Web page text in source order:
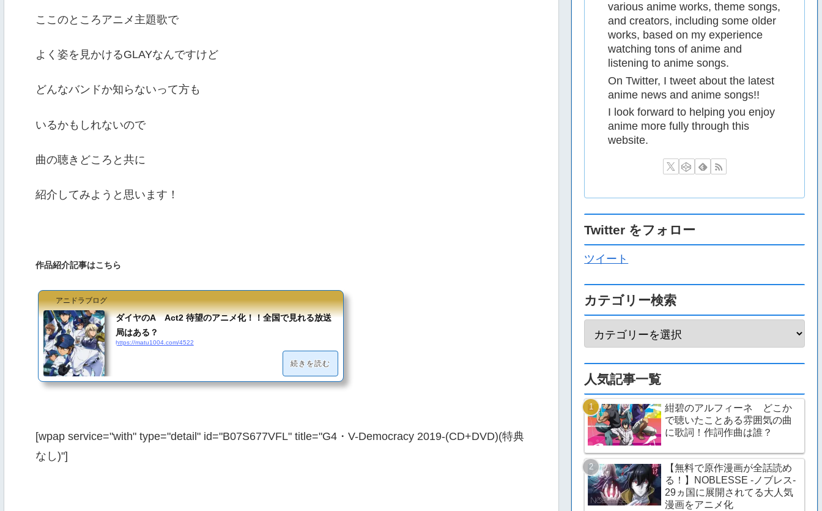
ここのところアニメ主題歌で
よく姿を見かけるGLAYなんですけど
どんなバンドか知らないって方も
いるかもしれないので
曲の聴きどころと共に
紹介してみようと思います！
作品紹介記事はこちら
アニドラブログ
ダイヤのA Act2 待望のアニメ化！！全国で見れる放送
局はある？
https://matu1004.com/4522
続きを読む
[wpap service="with" type="detail" id="B07S677VFL" title="G4・V-Democracy 2019-(CD+DVD)(特典
なし)"]
various anime works, theme songs,
and creators, including some older
works, based on my experience
watching tons of anime and
listening to anime songs.
On Twitter, I tweet about the latest
anime news and anime songs!!
I look forward to helping you enjoy
anime more fully through this
website.
Twitter をフォロー
ツイート
カテゴリー検索
人気記事一覧
紺碧のアルフィーネ どこか
で聴いたことある雰囲気の曲
に歌詞！作詞作曲は誰？
【無料で原作漫画が全話読め
る！】NOBLESSE -ノブレス-
29ヵ国に展開されてる大人気
漫画をアニメ化